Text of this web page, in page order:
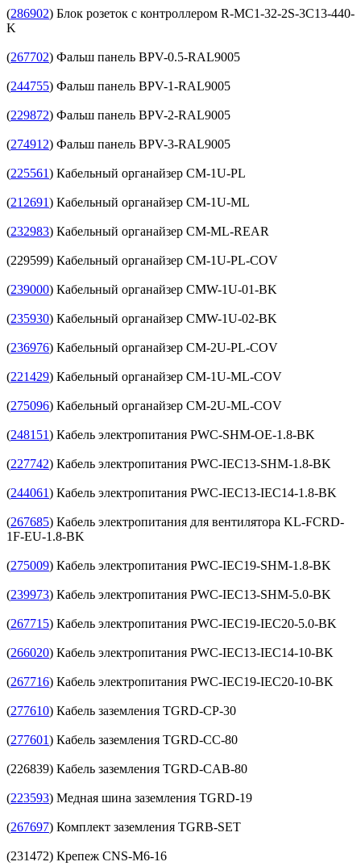
(286902) Блок розеток с контроллером R-MC1-32-2S-3C13-440-
K
(267702) Фальш панель BPV-0.5-RAL9005
(244755) Фальш панель BPV-1-RAL9005
(229872) Фальш панель BPV-2-RAL9005
(274912) Фальш панель BPV-3-RAL9005
(225561) Кабельный органайзер CM-1U-PL
(212691) Кабельный органайзер CM-1U-ML
(232983) Кабельный органайзер CM-ML-REAR
(229599) Кабельный органайзер CM-1U-PL-COV
(239000) Кабельный органайзер CMW-1U-01-BK
(235930) Кабельный органайзер CMW-1U-02-BK
(236976) Кабельный органайзер CM-2U-PL-COV
(221429) Кабельный органайзер CM-1U-ML-COV
(275096) Кабельный органайзер CM-2U-ML-COV
(248151) Кабель электропитания PWC-SHM-OE-1.8-BK
(227742) Кабель электропитания PWC-IEC13-SHM-1.8-BK
(244061) Кабель электропитания PWC-IEC13-IEC14-1.8-BK
(267685) Кабель электропитания для вентилятора KL-FCRD-
1F-EU-1.8-BK
(275009) Кабель электропитания PWC-IEC19-SHM-1.8-BK
(239973) Кабель электропитания PWC-IEC13-SHM-5.0-BK
(267715) Кабель электропитания PWC-IEC19-IEC20-5.0-BK
(266020) Кабель электропитания PWC-IEC13-IEC14-10-BK
(267716) Кабель электропитания PWC-IEC19-IEC20-10-BK
(277610) Кабель заземления TGRD-CP-30
(277601) Кабель заземления TGRD-CC-80
(226839) Кабель заземления TGRD-CAB-80
(223593) Медная шина заземления TGRD-19
(267697) Комплект заземления TGRB-SET
(231472) Крепеж CNS-M6-16